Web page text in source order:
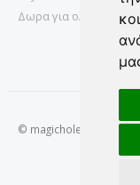
Δωρα για ολους
© magichole.gr 2022. All